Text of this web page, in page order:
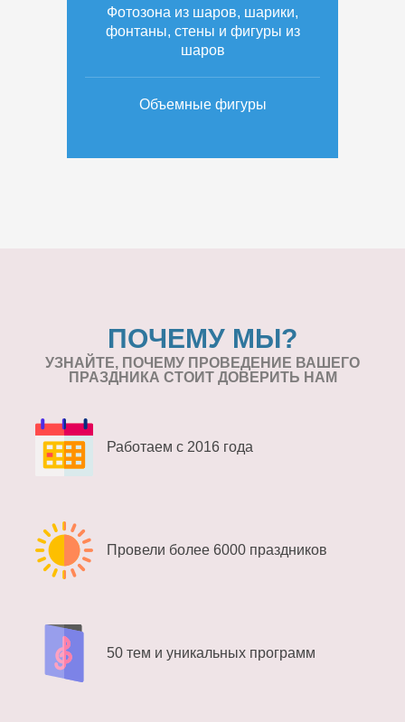
Фотозона из шаров, шарики,
фонтаны, стены и фигуры из
шаров
Объемные фигуры
ПОЧЕМУ МЫ?
УЗНАЙТЕ, ПОЧЕМУ ПРОВЕДЕНИЕ ВАШЕГО
ПРАЗДНИКА СТОИТ ДОВЕРИТЬ НАМ
Работаем с 2016 года
Провели более 6000 праздников
50 тем и уникальных программ